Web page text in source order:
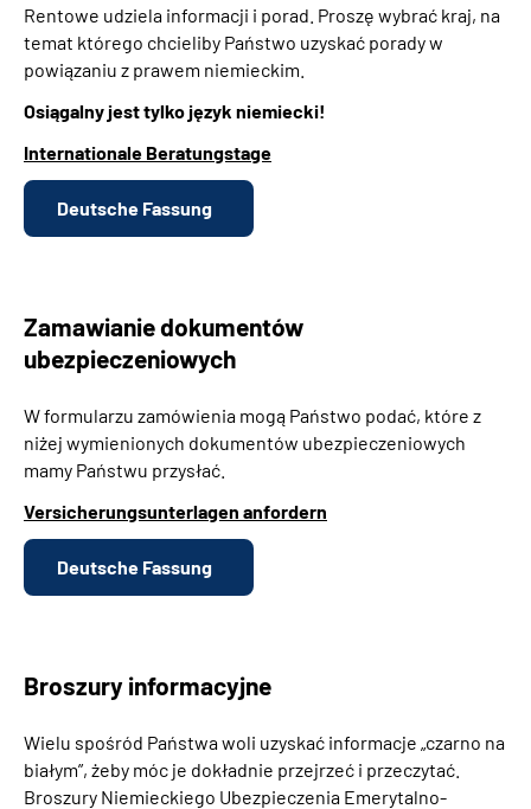
Rentowe udziela informacji i porad. Proszę wybrać kraj, na
temat którego chcieliby Państwo uzyskać porady w
powiązaniu z prawem niemieckim.
Osiągalny jest tylko język niemiecki!
Internationale Beratungstage
Deutsche Fassung
Zamawianie dokumentów
ubezpieczeniowych
W formularzu zamówienia mogą Państwo podać, które z
niżej wymienionych dokumentów ubezpieczeniowych
mamy Państwu przysłać.
Versicherungsunterlagen anfordern
Deutsche Fassung
Broszury informacyjne
Wielu spośród Państwa woli uzyskać informacje „czarno na
białym”, żeby móc je dokładnie przejrzeć i przeczytać.
Broszury Niemieckiego Ubezpieczenia Emerytalno-